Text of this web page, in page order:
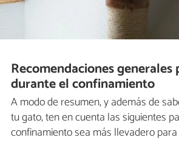
Recomendaciones generales
durante el confinamiento
A modo de resumen, y además de
tu gato, ten en cuenta las siguientes
confinamiento sea más llevadero